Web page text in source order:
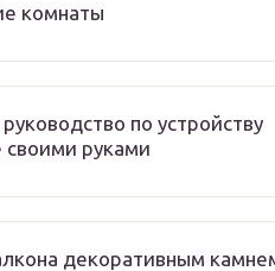
комнаты
по устройству
своими руками
декоративным